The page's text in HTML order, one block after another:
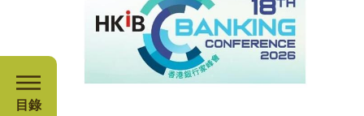
目錄